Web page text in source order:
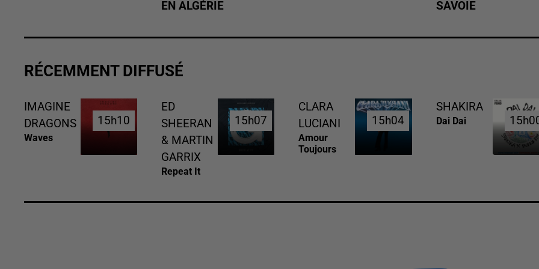
EN ALGÉRIE SAVOIE
RÉCEMMENT DIFFUSÉ
IMAGINE
DRAGONS
Waves
15h10
15h10
ED
SHEERAN
& MARTIN
GARRIX
Repeat It
15h07
15h07
CLARA
LUCIANI
Amour
Toujours
15h04
15h04
SHAKIRA
Dai Dai